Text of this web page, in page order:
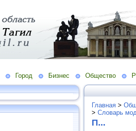
Город Бизнес Общество
Главная >
> Словарь
П...